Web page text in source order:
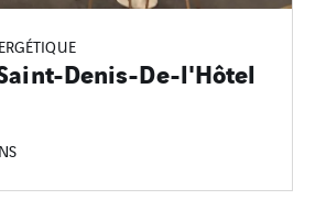
Denis-De-l'Hôtel